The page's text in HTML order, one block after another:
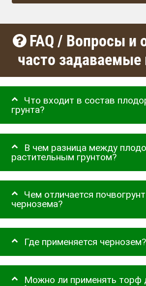
FAQ / Вопросы и
часто
Что входит в состав
грунта?
В чем разница между
растительным грунтом?
Чем отличается
чернозема?
Где применяется чернозем?
Можно ли применять торф